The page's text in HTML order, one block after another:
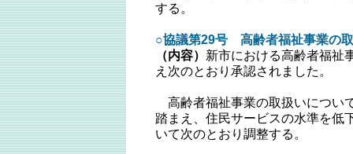
する。
○協議第29号 高齢者福祉事業の
（内容） 新市における高齢者福祉
え次のとおり承認されました。
高齢者福祉事業の取扱いについ
踏まえ、住民サービスの水準を低
いて次のとおり調整する。